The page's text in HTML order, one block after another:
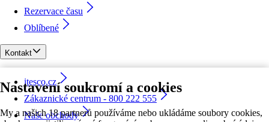
Nastavení soukromí a cookies
My a našich 18 partnerů používáme nebo ukládáme soubory cookies,
Rezervace času
Oblíbené
Kontakt
itesco.cz
Zákaznické centrum - 800 222 555
Naše obchody